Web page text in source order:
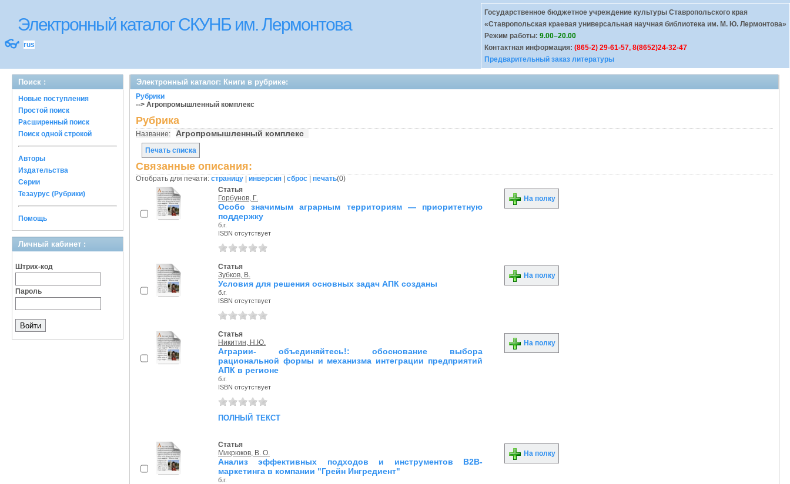
Электронный каталог СКУНБ им. Лермонтова
👓 rus
Государственное бюджетное учреждение культуры Ставропольского края
«Ставропольская краевая универсальная научная библиотека им. М. Ю. Лермонтова»
Режим работы: 9.00–20.00
Контактная информация: (865-2) 29-61-57, 8(8652)24-32-47
Предварительный заказ литературы
Поиск :
Новые поступления
Простой поиск
Расширенный поиск
Поиск одной строкой
Авторы
Издательства
Серии
Тезаурус (Рубрики)
Помощь
Личный кабинет :
Штрих-код
Пароль
Электронный каталог: Книги в рубрике:
Рубрики
--> Агропромышленный комплекс
Рубрика
Название: Агропромышленный комплекс
Печать списка
Связанные описания:
Отобрать для печати: страницу инверсия сброс печать(0)
Статья
Горбунов, Г.
Особо значимым аграрным территориям — приоритетную
поддержку
б.г.
ISBN отсутствует
На полку
Статья
Зубков, В.
Условия для решения основных задач АПК созданы
б.г.
ISBN отсутствует
На полку
Статья
Никитин, Н.Ю.
Аграрии- объединяйтесь!: обоснование выбора
рациональной формы и механизма интеграции предприятий
АПК в регионе
б.г.
ISBN отсутствует
полный текст
На полку
Статья
Микрюков, В. О.
Анализ эффективных подходов и инструментов B2B-
маркетинга в компании "Грейн Ингредиент"
б.г.
На полку